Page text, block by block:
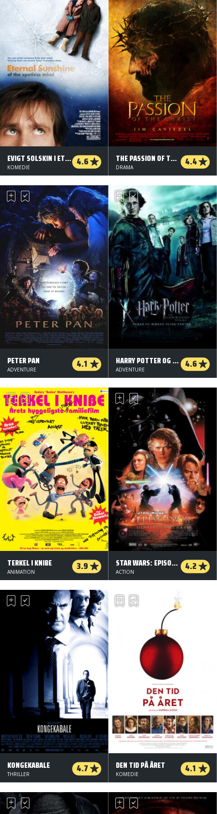
EVIGT SOLSKIN I ET PLETFRIT SIND 4.6
KOMEDIE
THE PASSION OF THE CHRIST 4.4
DRAMA
PETER PAN 4.1
ADVENTURE
HARRY POTTER OG FLAMMERNES POKAL 4.6
ADVENTURE
TERKEL I KNIBE 3.9
ANIMATION
STAR WARS: EPISODE III - SITH-FYRSTERNES HÆVN 4.2
ACTION
KONGEKABALE 4.7
THRILLER
DEN TID PÅ ÅRET 4.1
KOMEDIE